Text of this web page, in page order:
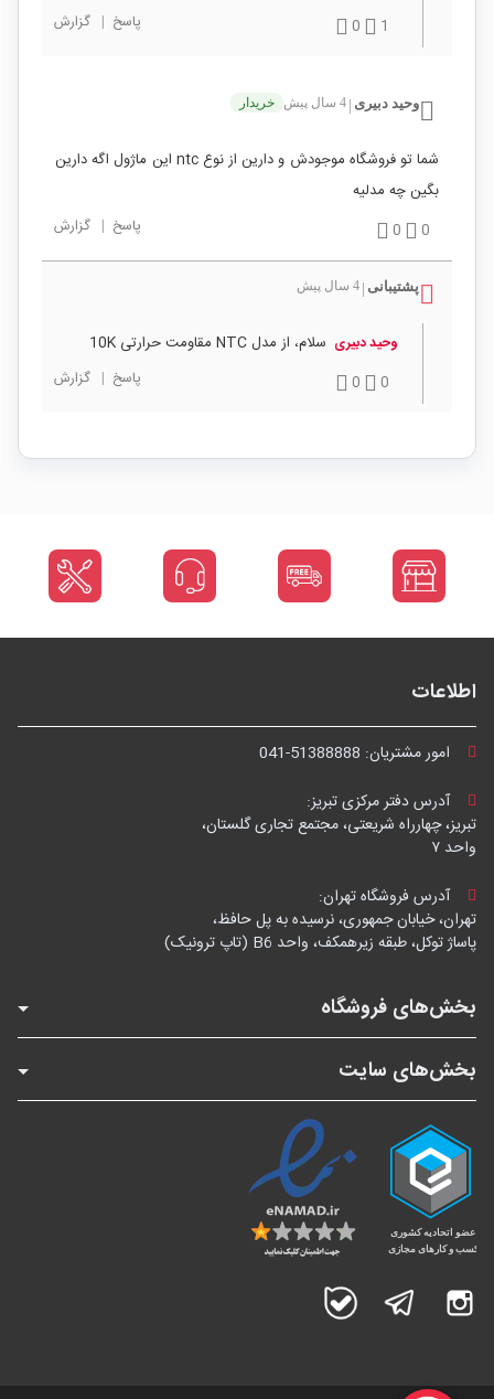
1
0 پاسخ | گزارش
وحید دبیری | 4 سال پیش خریدار
شما تو فروشگاه موجودش و دارین از نوع ntc این ماژول اگه دارین
بگین چه مدلیه
0
0 پاسخ | گزارش
پشتیبانی | 4 سال پیش
وحید دبیری سلام، از مدل NTC مقاومت حرارتی 10K
0
0 پاسخ | گزارش
اطلاعات
امور مشتریان: 041-51388888
آدرس دفتر مرکزی تبریز:
تبریز، چهارراه شریعتی، مجتمع تجاری گلستان،
واحد ۷
آدرس فروشگاه تهران:
تهران، خیابان جمهوری، نرسیده به پل حافظ،
پاساژ توکل، طبقه زیرهمکف، واحد B6 (تاپ ترونیک)
بخش‌های فروشگاه
بخش‌های سایت
اینستاگرام تلگرام